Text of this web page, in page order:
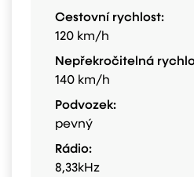
Cestovní rychlost:
120 km/h
Nepřekročitelná
140 km/h
Podvozek:
pevný
Rádio:
8,33kHz